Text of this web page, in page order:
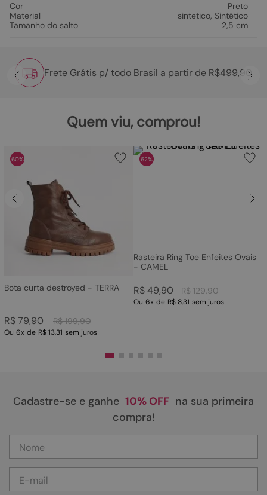
Cor
Preto
Material
sintetico, Sintético
Tamanho do salto
2,5 cm
Frete Grátis p/ todo Brasil a partir de R$499,90
Quem viu, comprou!
60%
Bota curta destroyed - TERRA
R$ 199,90
R$79,90
Ou 6x de R$ 13,31 sem juros
62%
Rasteira Ring Toe Enfeites Ovais
- CAMEL
R$ 129,90
R$49,90
Ou 6x de R$ 8,31 sem juros
Cadastre-se e ganhe 10% OFF na sua primeira
compra!